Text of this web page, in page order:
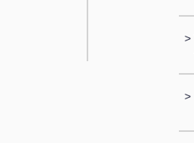
>
>